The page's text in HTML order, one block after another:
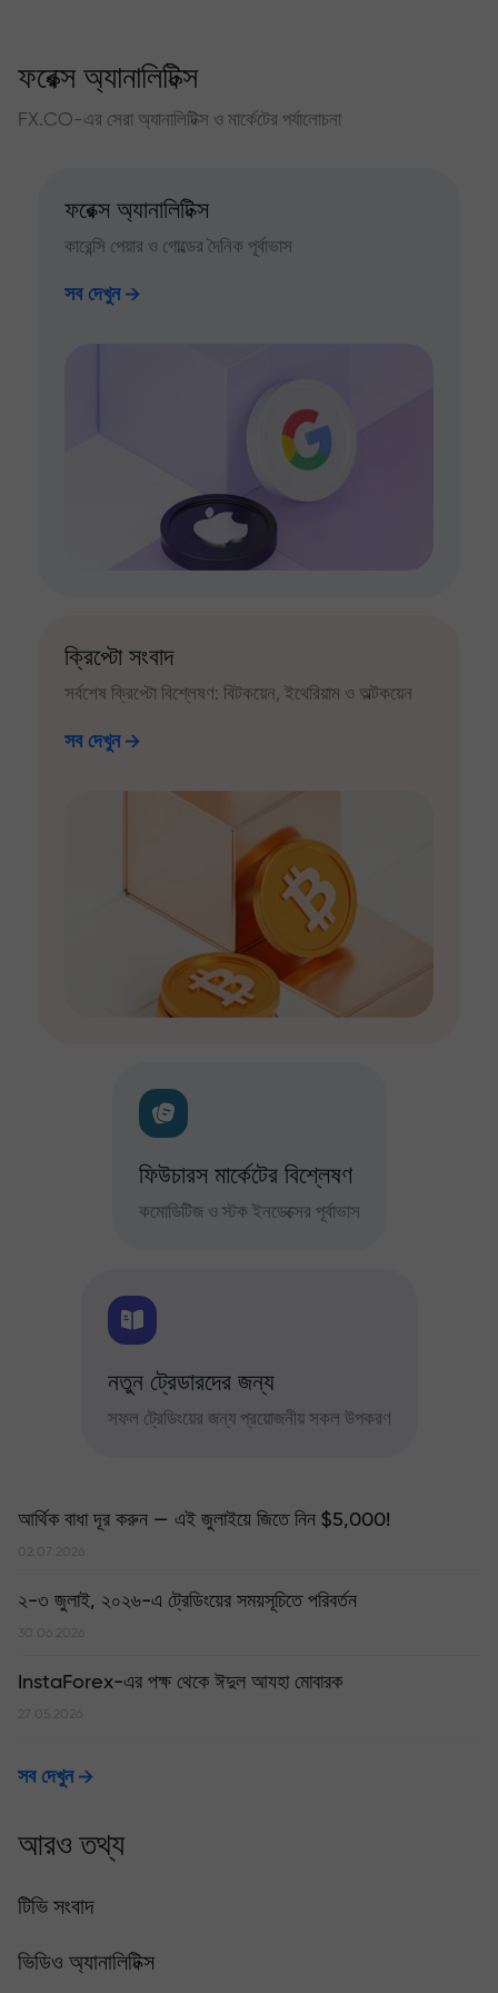
ফরেক্স অ্যানালিটিক্স
FX.CO-এর সেরা অ্যানালিটিক্স ও মার্কেটের পর্যালোচনা
ফরেক্স অ্যানালিটিক্স
কারেন্সি পেয়ার ও গোল্ডের দৈনিক পূর্বাভাস
সব দেখুন
ক্রিপ্টো সংবাদ
সর্বশেষ ক্রিপ্টো বিশ্লেষণ: বিটকয়েন, ইথেরিয়াম ও অল্টকয়েন
সব দেখুন
ফিউচারস মার্কেটের বিশ্লেষণ
কমোডিটিজ ও স্টক ইনডেক্সের পূর্বাভাস
নতুন ট্রেডারদের জন্য
সফল ট্রেডিংয়ের জন্য প্রয়োজনীয় সকল উপকরণ
আর্থিক বাধা দূর করুন — এই জুলাইয়ে জিতে নিন $5,000!
02.07.2026
২-৩ জুলাই, ২০২৬-এ ট্রেডিংয়ের সময়সূচিতে পরিবর্তন
30.06.2026
InstaForex-এর পক্ষ থেকে ঈদুল আযহা মোবারক
27.05.2026
সব দেখুন
আরও তথ্য
টিভি সংবাদ
ভিডিও অ্যানালিটিক্স